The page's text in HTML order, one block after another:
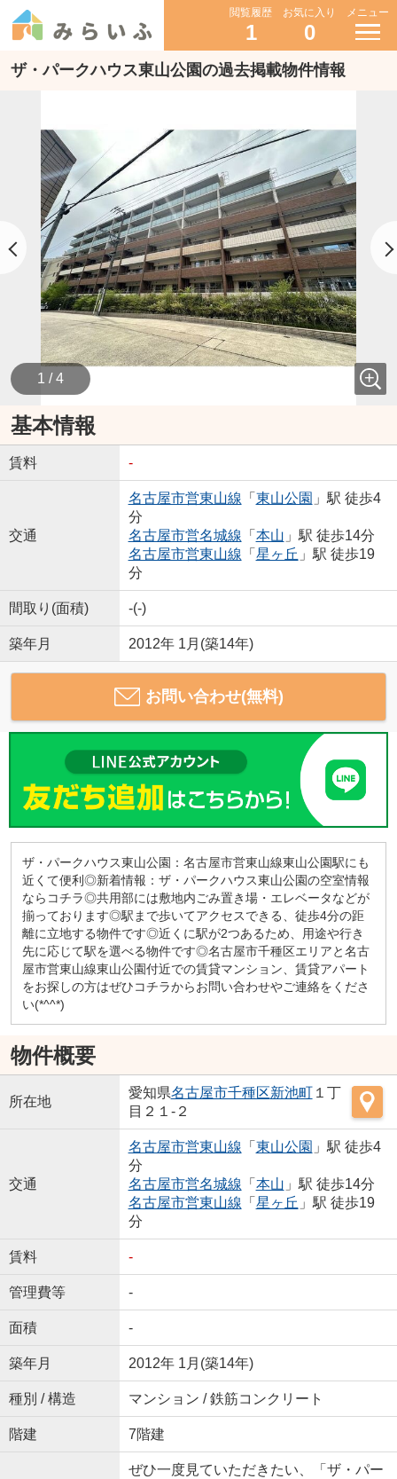
閲覧履歴
1
お気に入り
0
メニュー
ザ・パークハウス東山公園の過去掲載物件情報
1 / 4
基本情報
賃料 -
交通
名古屋市営東山線 「 東山公園 」駅 徒歩4
分
名古屋市営名城線 「 本山 」駅 徒歩14分
名古屋市営東山線 「 星ヶ丘 」駅 徒歩19
分
間取り(面積) -(-)
築年月 2012年 1月(築14年)
お問い合わせ(無料)
ザ・パークハウス東山公園：名古屋市営東山線東山公園駅にも
近くて便利◎新着情報：ザ・パークハウス東山公園の空室情報
ならコチラ◎共用部には敷地内ごみ置き場・エレベータなどが
揃っております◎駅まで歩いてアクセスできる、徒歩4分の距
離に立地する物件です◎近くに駅が2つあるため、用途や行き
先に応じて駅を選べる物件です◎名古屋市千種区エリアと名古
屋市営東山線東山公園付近での賃貸マンション、賃貸アパート
をお探しの方はぜひコチラからお問い合わせやご連絡をくださ
い(*^^*)
物件概要
所在地
愛知県名古屋市千種区新池町１丁
目２１-２
交通
名古屋市営東山線 「 東山公園 」駅 徒歩4
分
名古屋市営名城線 「 本山 」駅 徒歩14分
名古屋市営東山線 「 星ヶ丘 」駅 徒歩19
分
賃料 -
管理費等 -
面積 -
築年月 2012年 1月(築14年)
種別 / 構造 マンション / 鉄筋コンクリート
階建 7階建
ぜひ一度見ていただきたい、「ザ・パー